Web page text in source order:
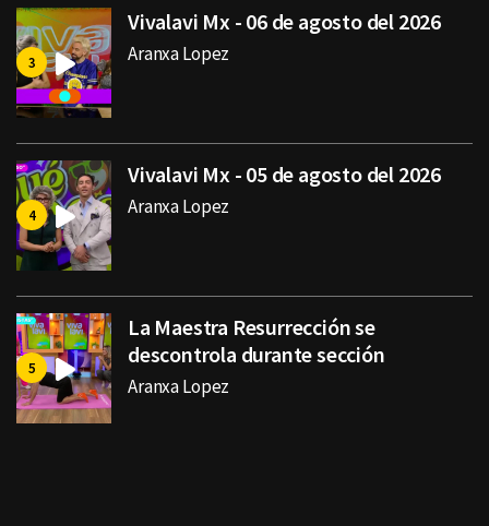
Vivalavi Mx - 06 de agosto del 2026
Aranxa Lopez
Vivalavi Mx - 05 de agosto del 2026
Aranxa Lopez
La Maestra Resurrección se
descontrola durante sección
Aranxa Lopez